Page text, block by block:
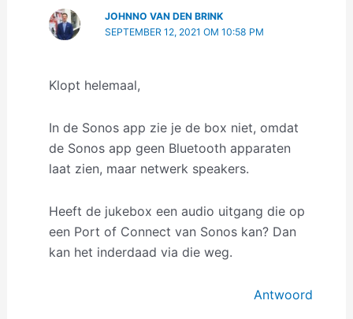
JOHNNO VAN DEN BRINK
SEPTEMBER 12, 2021 OM 10:58 PM
Klopt helemaal,
In de Sonos app zie je de box niet, omdat
de Sonos app geen Bluetooth apparaten
laat zien, maar netwerk speakers.
Heeft de jukebox een audio uitgang die op
een Port of Connect van Sonos kan? Dan
kan het inderdaad via die weg.
Antwoord